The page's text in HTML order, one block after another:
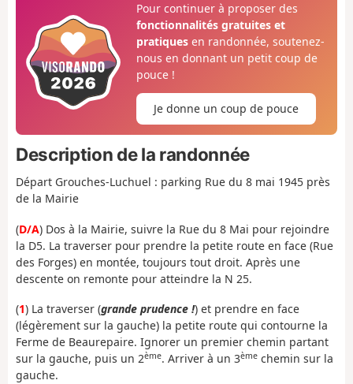
Pour continuer à proposer des
fonctionnalités gratuites et
pratiquesen randonnée, soutenez-
nous en donnant un petit coup de
pouce !
Je donne un coup de pouce
Description de la randonnée
Départ Grouches-Luchuel : parking Rue du 8 mai 1945 près
de la Mairie
(D/A) Dos à la Mairie, suivre la Rue du 8 Mai pour rejoindre
la D5. La traverser pour prendre la petite route en face (Rue
des Forges) en montée, toujours tout droit. Après une
descente on remonte pour atteindre la N 25.
(1) La traverser (grande prudence !) et prendre en face
(légèrement sur la gauche) la petite route qui contourne la
Ferme de Beaurepaire. Ignorer un premier chemin partant
sur la gauche, puis un 2ème. Arriver à un 3ème chemin sur la
gauche.